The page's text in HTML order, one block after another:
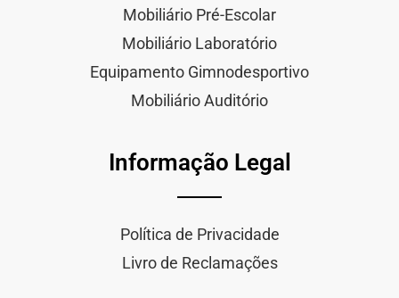
Mobiliário Pré-Escolar
Mobiliário Laboratório
Equipamento Gimnodesportivo
Mobiliário Auditório
Informação Legal
Política de Privacidade
Livro de Reclamações